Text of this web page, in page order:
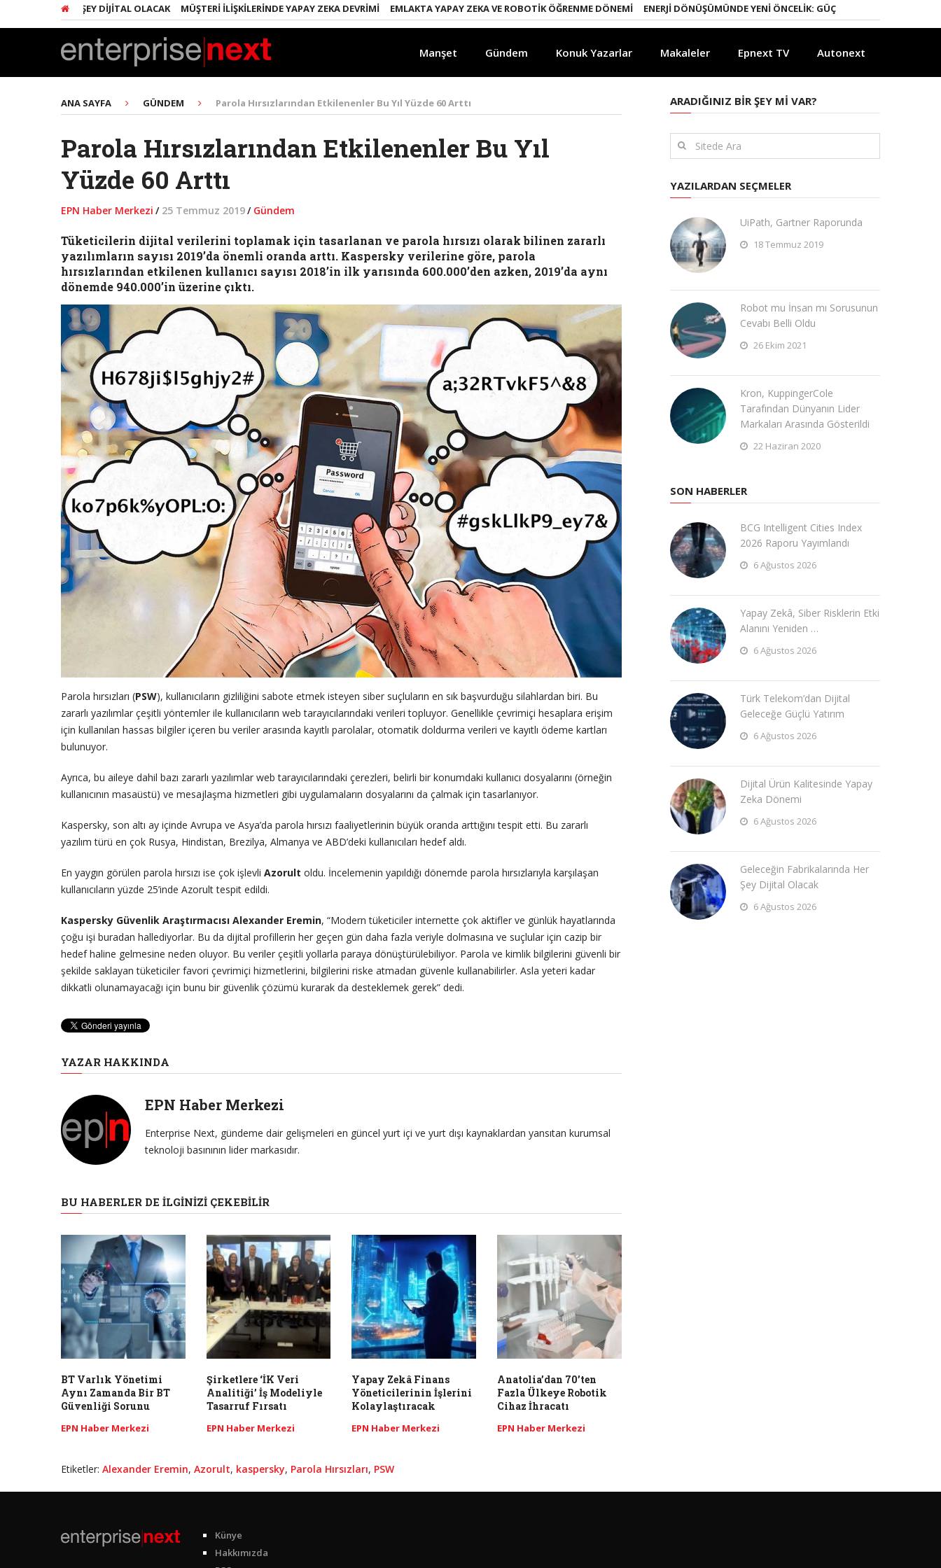
HER ŞEY DIJITAL OLACAK MÜŞTERI İLIŞKILERINDE YAPAY ZEKA DEVRIMI EMLAKTA YAPAY ZEKA VE ROBOTIK ÖĞRENME DÖNEMI ENERJI DÖNÜŞÜMÜNDE YENI ÖNCELIK: GÜÇLÜ ELEKTRIK ŞEBEKELERI
Manşet Gündem Konuk Yazarlar Makaleler Epnext TV Autonext
ANA SAYFA GÜNDEM Parola Hırsızlarından Etkilenenler Bu Yıl Yüzde 60 Arttı
Parola Hırsızlarından Etkilenenler Bu Yıl
Yüzde 60 Arttı
EPN Haber Merkezi / 25 Temmuz 2019/ Gündem
Tüketicilerin dijital verilerini toplamak için tasarlanan ve parola hırsızı olarak bilinen zararlı
yazılımların sayısı 2019’da önemli oranda arttı. Kaspersky verilerine göre, parola
hırsızlarından etkilenen kullanıcı sayısı 2018’in ilk yarısında 600.000’den azken, 2019’da aynı
dönemde 940.000’in üzerine çıktı.
Parola hırsızları (PSW), kullanıcıların gizliliğini sabote etmek isteyen siber suçluların en sık başvurduğu silahlardan biri. Bu
zararlı yazılımlar çeşitli yöntemler ile kullanıcıların web tarayıcılarındaki verileri topluyor. Genellikle çevrimiçi hesaplara erişim
için kullanılan hassas bilgiler içeren bu veriler arasında kayıtlı parolalar, otomatik doldurma verileri ve kayıtlı ödeme kartları
bulunuyor.
Ayrıca, bu aileye dahil bazı zararlı yazılımlar web tarayıcılarındaki çerezleri, belirli bir konumdaki kullanıcı dosyalarını (örneğin
kullanıcının masaüstü) ve mesajlaşma hizmetleri gibi uygulamaların dosyalarını da çalmak için tasarlanıyor.
Kaspersky, son altı ay içinde Avrupa ve Asya’da parola hırsızı faaliyetlerinin büyük oranda arttığını tespit etti. Bu zararlı
yazılım türü en çok Rusya, Hindistan, Brezilya, Almanya ve ABD’deki kullanıcıları hedef aldı.
En yaygın görülen parola hırsızı ise çok işlevli Azorult oldu. İncelemenin yapıldığı dönemde parola hırsızlarıyla karşılaşan
kullanıcıların yüzde 25’inde Azorult tespit edildi.
Kaspersky Güvenlik Araştırmacısı Alexander Eremin, “Modern tüketiciler internette çok aktifler ve günlük hayatlarında
çoğu işi buradan hallediyorlar. Bu da dijital profillerin her geçen gün daha fazla veriyle dolmasına ve suçlular için cazip bir
hedef haline gelmesine neden oluyor. Bu veriler çeşitli yollarla paraya dönüştürülebiliyor. Parola ve kimlik bilgilerini güvenli bir
şekilde saklayan tüketiciler favori çevrimiçi hizmetlerini, bilgilerini riske atmadan güvenle kullanabilirler. Asla yeteri kadar
dikkatli olunamayacağı için bunu bir güvenlik çözümü kurarak da desteklemek gerek” dedi.
YAZAR HAKKINDA
EPN Haber Merkezi
Enterprise Next, gündeme dair gelişmeleri en güncel yurt içi ve yurt dışı kaynaklardan yansıtan kurumsal
teknoloji basınının lider markasıdır.
BU HABERLER DE İLGINIZI ÇEKEBILIR
BT Varlık Yönetimi
Aynı Zamanda Bir BT
Güvenliği Sorunu
EPN Haber Merkezi
Şirketlere ‘İK Veri
Analitiği’ İş Modeliyle
Tasarruf Fırsatı
EPN Haber Merkezi
Yapay Zekâ Finans
Yöneticilerinin İşlerini
Kolaylaştıracak
EPN Haber Merkezi
Anatolia’dan 70’ten
Fazla Ülkeye Robotik
Cihaz İhracatı
EPN Haber Merkezi
Etiketler: Alexander Eremin, Azorult, kaspersky, Parola Hırsızları, PSW
ARADIĞINIZ BIR ŞEY MI VAR?
YAZILARDAN SEÇMELER
UiPath, Gartner Raporunda
18 Temmuz 2019
Robot mu İnsan mı Sorusunun
Cevabı Belli Oldu
26 Ekim 2021
Kron, KuppingerCole
Tarafından Dünyanın Lider
Markaları Arasında Gösterildi
22 Haziran 2020
SON HABERLER
BCG Intelligent Cities Index
2026 Raporu Yayımlandı
6 Ağustos 2026
Yapay Zekâ, Siber Risklerin Etki
Alanını Yeniden …
6 Ağustos 2026
Türk Telekom’dan Dijital
Geleceğe Güçlü Yatırım
6 Ağustos 2026
Dijital Ürün Kalitesinde Yapay
Zeka Dönemi
6 Ağustos 2026
Geleceğin Fabrikalarında Her
Şey Dijital Olacak
6 Ağustos 2026
Künye
Hakkımızda